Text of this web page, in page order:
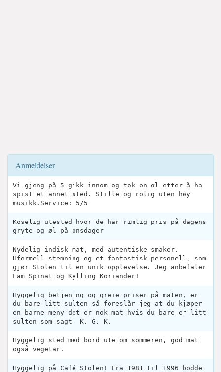
Anmeldelser
Vi gjeng på 5 gikk innom og tok en øl etter å ha
spist et annet sted. Stille og rolig uten høy
musikk.Service: 5/5
Koselig utested hvor de har rimlig pris på dagens
gryte og øl på onsdager
Nydelig indisk mat, med autentiske smaker.
Uformell stemning og et fantastisk personell, som
gjør Stolen til en unik opplevelse. Jeg anbefaler
Lam Spinat og Kylling Koriander!
Hyggelig betjening og greie priser på maten, er
du bare litt sulten så foreslår jeg at du kjøper
en barne meny det er nok mat hvis du bare er litt
sulten som sagt. K. G. K.
Hyggelig sted med bord ute om sommeren, god mat
også vegetar.
Hyggelig på Café Stolen! Fra 1981 til 1996 bodde